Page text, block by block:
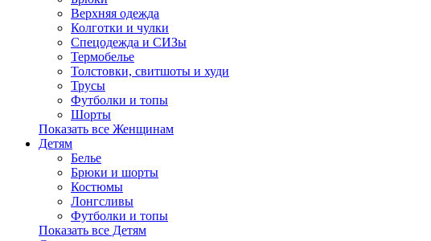
Верхняя одежда
Колготки и чулки
Спецодежда и СИЗы
Термобелье
Толстовки, свитшоты и худи
Трусы
Футболки и топы
Шорты
Показать все Женщинам
Детям
Белье
Брюки и шорты
Костюмы
Лонгсливы
Футболки и топы
Показать все Детям